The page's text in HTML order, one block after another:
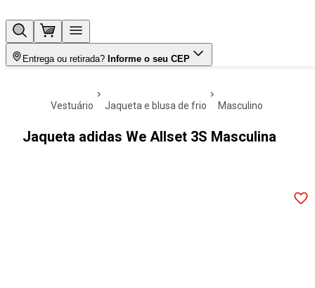
Entrega ou retirada? Informe o seu CEP
vestuário jaqueta e blusa de frio masculino
Jaqueta adidas We Allset 3S Masculina